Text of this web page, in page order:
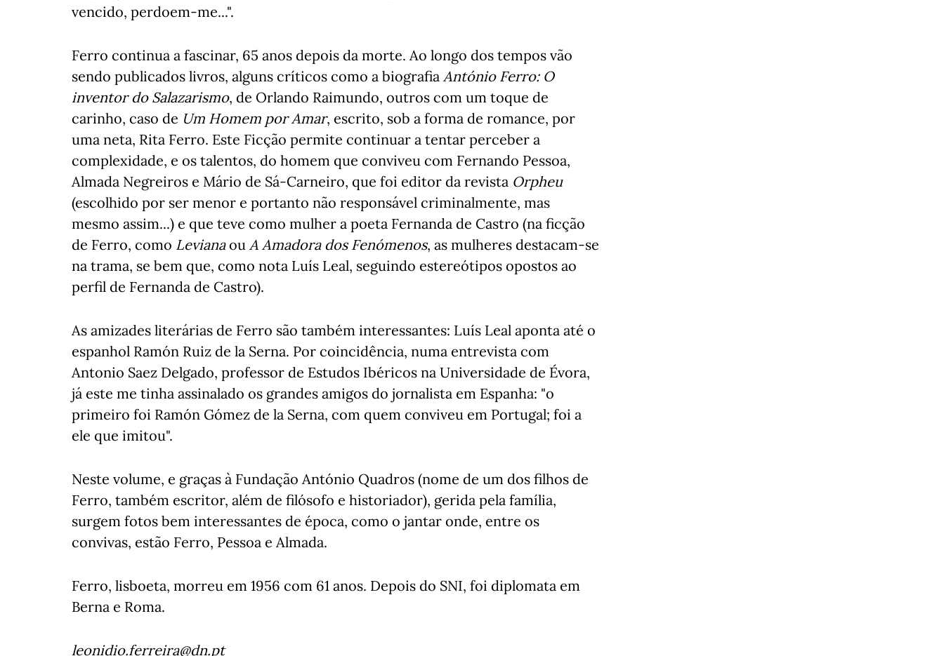
vencido, perdoem-me...".
Ferro continua a fascinar, 65 anos depois da morte. Ao longo dos tempos vão
sendo publicados livros, alguns críticos como a biografia António Ferro: O
inventor do Salazarismo, de Orlando Raimundo, outros com um toque de
carinho, caso de Um Homem por Amar, escrito, sob a forma de romance, por
uma neta, Rita Ferro. Este Ficção permite continuar a tentar perceber a
complexidade, e os talentos, do homem que conviveu com Fernando Pessoa,
Almada Negreiros e Mário de Sá-Carneiro, que foi editor da revista Orpheu
(escolhido por ser menor e portanto não responsável criminalmente, mas
mesmo assim...) e que teve como mulher a poeta Fernanda de Castro (na ficção
de Ferro, como Levianaou A Amadora dos Fenómenos, as mulheres destacam-se
na trama, se bem que, como nota Luís Leal, seguindo estereótipos opostos ao
perfil de Fernanda de Castro).
As amizades literárias de Ferro são também interessantes: Luís Leal aponta até o
espanhol Ramón Ruiz de la Serna. Por coincidência, numa entrevista com
Antonio Saez Delgado, professor de Estudos Ibéricos na Universidade de Évora,
já este me tinha assinalado os grandes amigos do jornalista em Espanha: "o
primeiro foi Ramón Gómez de la Serna, com quem conviveu em Portugal; foi a
ele que imitou".
Neste volume, e graças à Fundação António Quadros (nome de um dos filhos de
Ferro, também escritor, além de filósofo e historiador), gerida pela família,
surgem fotos bem interessantes de época, como o jantar onde, entre os
convivas, estão Ferro, Pessoa e Almada.
Ferro, lisboeta, morreu em 1956 com 61 anos. Depois do SNI, foi diplomata em
Berna e Roma.
leonidio.ferreira@dn.pt